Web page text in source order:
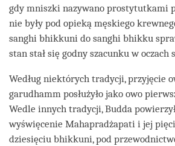
gdy mniszki nazywano prostytutkami
nie były pod opieką męskiego
sanghi bhikkuni do sanghi bhikku
stan stał się godny szacunku w oczach
Według niektórych tradycji, przyjęcie
garudhamm posłużyło jako owo
Wedle innych tradycji, Budda
wyświęcenie Mahapradżapati i jej
dziesięciu bhikkuni, pod